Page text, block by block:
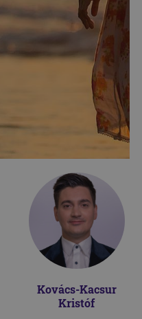
Kovács-Kacsur
Kristóf